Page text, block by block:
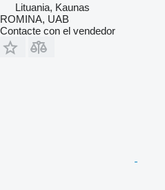
Lituania, Kaunas
ROMINA, UAB
Contacte con el vendedor